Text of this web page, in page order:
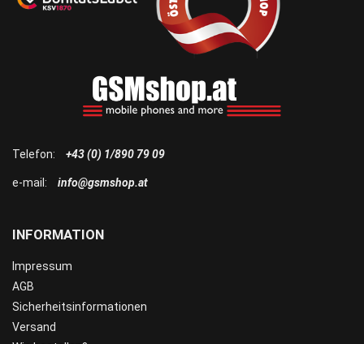
INFORMATION
Impressum
AGB
Sicherheitsinformationen
Versand
Telefon: +43 (0) 1/890 79 09
e-mail: info@gsmshop.at